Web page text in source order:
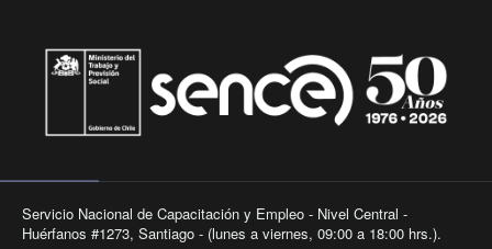
Servicio Nacional de Capacitación y Empleo - Nivel Central -
Huérfanos #1273, Santiago - (lunes a viernes, 09:00 a 18:00 hrs.).